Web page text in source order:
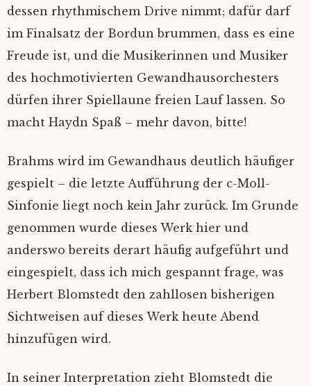
dessen rhythmischem Drive nimmt; dafür darf
im Finalsatz der Bordun brummen, dass es eine
Freude ist, und die Musikerinnen und Musiker
des hochmotivierten Gewandhausorchesters
dürfen ihrer Spiellaune freien Lauf lassen. So
macht Haydn Spaß – mehr davon, bitte!
Brahms wird im Gewandhaus deutlich häufiger
gespielt – die letzte Aufführung der c-Moll-
Sinfonie liegt noch kein Jahr zurück. Im Grunde
genommen wurde dieses Werk hier und
anderswo bereits derart häufig aufgeführt und
eingespielt, dass ich mich gespannt frage, was
Herbert Blomstedt den zahllosen bisherigen
Sichtweisen auf dieses Werk heute Abend
hinzufügen wird.
In seiner Interpretation zieht Blomstedt die